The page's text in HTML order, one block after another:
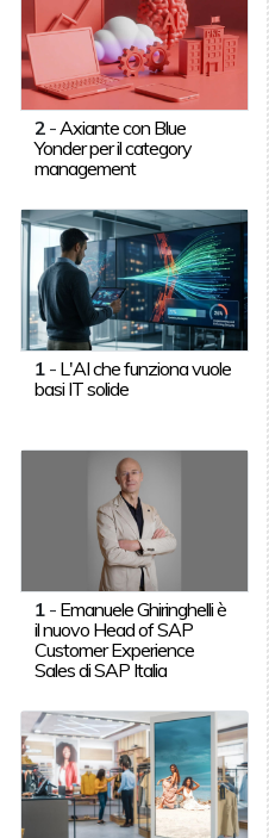
2 -Axiante con Blue
Yonder per il category
management
1 - L'AI che funziona vuole
basi IT solide
1 - Emanuele Ghiringhelli è
il nuovo Head of SAP
Customer Experience
Sales di SAP Italia